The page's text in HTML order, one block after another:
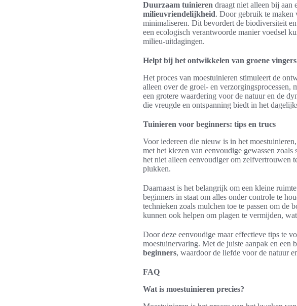
Duurzaam tuinieren draagt niet alleen bij aan
milieuvriendelijkheid. Door gebruik te maken
minimaliseren. Dit bevordert de biodiversiteit
een ecologisch verantwoorde manier voedsel
milieu-uitdagingen.
Helpt bij het ontwikkelen van groene vingers
Het proces van moestuinieren stimuleert de
alleen over de groei- en
een grotere waardering voor de natuur en de
die vreugde en ontspanning biedt in het
Tuinieren voor beginners: tips en trucs
Voor iedereen die nieuw is in het
met het kiezen van eenvoudige gewassen
het niet alleen eenvoudiger om zelfvertrouwen
plukken.
Daarnaast is het belangrijk om een kleine
beginners in staat om alles onder controle te
technieken zoals mulchen toe te passen om de
kunnen ook helpen om plagen te vermijden,
Door deze eenvoudige maar effectieve tips te
moestuinervaring. Met de juiste aanpak en een
beginners, waardoor de liefde voor de natuur
FAQ
Wat is moestuinieren precies?